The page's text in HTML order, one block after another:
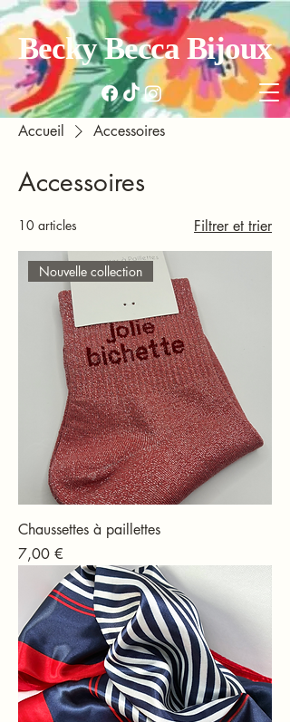
Becky Becca Bijoux
Accueil Accessoires
Accessoires
10 articles Filtrer et trier
Nouvelle collection
Chaussettes à paillettes
Prix
7,00 €